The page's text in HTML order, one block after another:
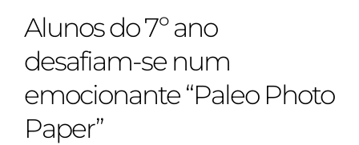
Join our team
Term dates
The Arts
Transport
Uniform
Wellbeing
Life in the Prep School
Clubs & societies
Wellbeing & support
Overview
Curriculum
IB Diploma & CP
Enrichment
Clubs & societies
Wellbeing & support
Bilingual
Curriculum
Enrichment
Assessment
Alunos do 7º ano
desafiam-se num
emocionante “Paleo Photo
Paper”